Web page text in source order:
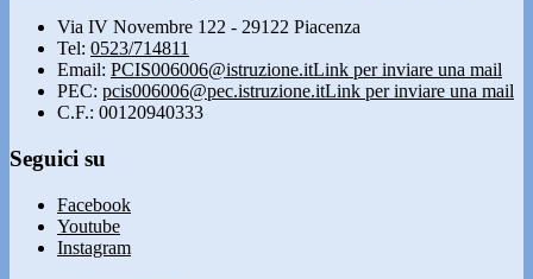
Via IV Novembre 122 - 29122 Piacenza
Tel: 0523/714811
Email: PCIS006006@istruzione.itLink per inviare una mail
PEC: pcis006006@pec.istruzione.itLink per inviare una mail
C.F.: 00120940333
Seguici su
Facebook
Youtube
Instagram